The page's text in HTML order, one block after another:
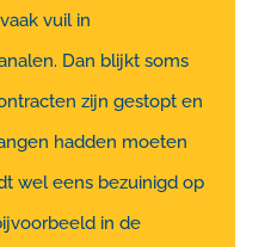
vuil in
Dan blijkt soms
zijn gestopt en
hadden moeten
wel eens bezuinigd op
in de